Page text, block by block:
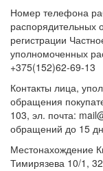
Номер телефона
распорядительных
регистрации
уполномоченных
+375(152)62-69-13
Контакты лица,
обращения
103, эл. почта:
обращений до 15
Местонахождение
Тимирязева 10/1, 32